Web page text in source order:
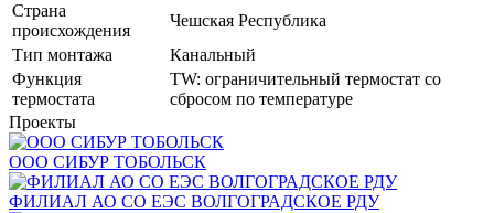
Страна
происхождения
Чешская Республика
Тип монтажа
Канальный
Функция
термостата
TW: ограничительный термостат со
сбросом по температуре
Проекты
ООО СИБУР ТОБОЛЬСК
ФИЛИАЛ АО СО ЕЭС ВОЛГОГРАДСКОЕ РДУ